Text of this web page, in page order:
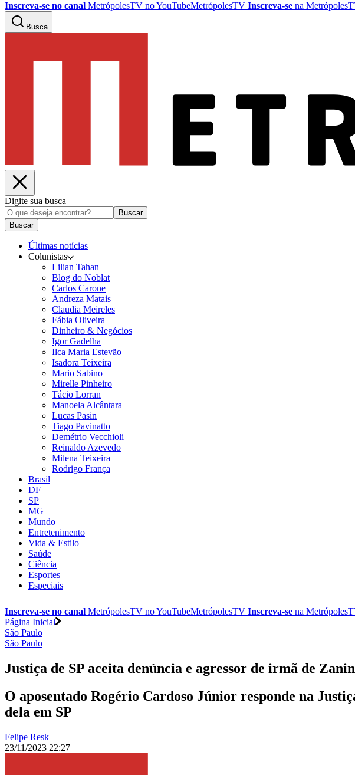
Inscreva-se no canal MetrópolesTV noYouTubeMetrópolesTV Inscreva-se na
Busca
Digite sua busca
Buscar
Buscar
Últimas notícias
Colunistas
Lilian Tahan
Blog do Noblat
Carlos Carone
Andreza Matais
Claudia Meireles
Fábia Oliveira
Dinheiro & Negócios
Igor Gadelha
Ilca Maria Estevão
Isadora Teixeira
Mario Sabino
Mirelle Pinheiro
Tácio Lorran
Manoela Alcântara
Lucas Pasin
Tiago Pavinatto
Demétrio Vecchioli
Reinaldo Azevedo
Milena Teixeira
Rodrigo França
Brasil
DF
SP
MG
Mundo
Entretenimento
Vida & Estilo
Saúde
Ciência
Esportes
Especiais
Inscreva-se no canal MetrópolesTV noYouTubeMetrópolesTV Inscreva-se na
Página Inicial
São Paulo
São Paulo
Justiça de SP aceita denúncia e agressor de irmã de
O aposentado Rogério Cardoso Júnior responde na
dela em SP
Felipe Resk
23/11/2023 22:27